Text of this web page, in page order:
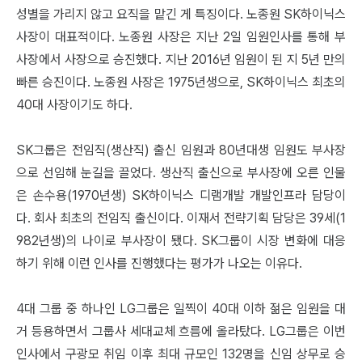
성별을 가리지 않고 요직을 맡긴 게 특징이다. 노종원 SK하이닉스
사장이 대표적이다. 노종원 사장은 지난 2일 임원인사를 통해 부
사장에서 사장으로 승진했다. 지난 2016년 임원이 된 지 5년 만의
빠른 승진이다. 노종원 사장은 1975년생으로, SK하이닉스 최초의
40대 사장이기도 하다.
SK그룹은 전임직(생산직) 출신 임원과 80년대생 임원도 부사장
으로 선임해 눈길을 끌었다. 생산직 출신으로 부사장에 오른 인물
은 손수용(1970년생) SK하이닉스 디램개발 개발인프라 담당이
다. 회사 최초의 전임직 출신이다. 이재서 전략기획 담당은 39세(1
982년생)의 나이로 부사장이 됐다. SK그룹이 시장 변화에 대응
하기 위해 이런 인사를 진행했다는 평가가 나오는 이유다.
4대 그룹 중 하나인 LG그룹은 일찍이 40대 이하 젊은 임원을 대
거 등용하면서 그룹사 세대교체 흐름에 올라탔다. LG그룹은 이번
인사에서 구광모 취임 이후 최대 규모인 132명을 신임 상무로 승